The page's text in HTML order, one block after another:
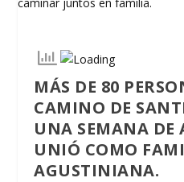
MÁS DE 80
CAMINO DE
UNA SEMANA DE
UNIÓ COMO
AGUSTINIANA.